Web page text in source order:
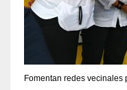
Fomentan redes